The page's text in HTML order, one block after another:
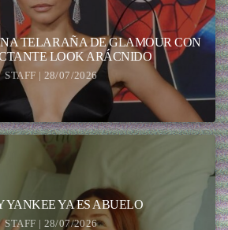
TELARAÑA DE GLAMOUR CON
LOOK ARÁCNIDO
STAFF | 28/07/2026
YANKEE YA ES ABUELO
STAFF | 28/07/2026